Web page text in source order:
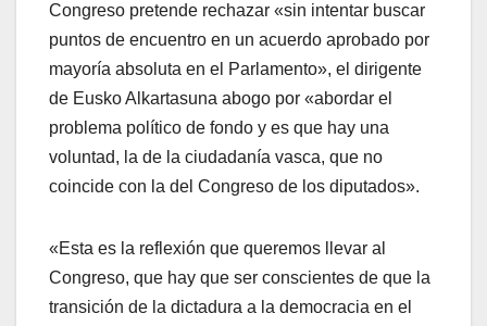
Congreso pretende rechazar «sin intentar buscar
puntos de encuentro en un acuerdo aprobado por
mayorí­a absoluta en el Parlamento», el dirigente
de Eusko Alkartasuna abogo por «abordar el
problema polí­tico de fondo y es que hay una
voluntad, la de la ciudadaní­a vasca, que no
coincide con la del Congreso de los diputados».
«Esta es la reflexión que queremos llevar al
Congreso, que hay que ser conscientes de que la
transición de la dictadura a la democracia en el